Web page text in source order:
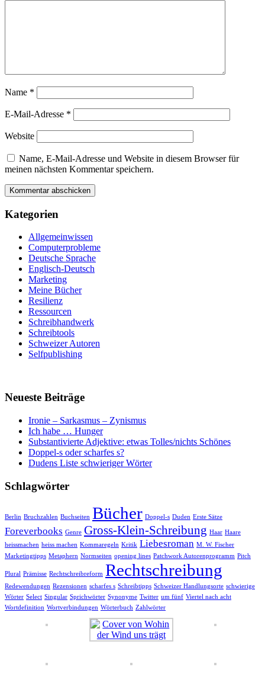
Name *
E-Mail-Adresse *
Website
Name, E-Mail-Adresse und Website in diesem Browser für
meinen nächsten Kommentar speichern.
Kategorien
Allgemeinwissen
Computerprobleme
Deutsche Sprache
Englisch-Deutsch
Marketing
Meine Bücher
Resilienz
Ressourcen
Schreibhandwerk
Schreibtools
Schweizer Autoren
Selfpublishing
Neueste Beiträge
Ironie – Sarkasmus – Zynismus
Ich habe … Hunger
Substantivierte Adjektive: etwas Tolles/nichts Schönes
Doppel-s oder scharfes s?
Dudens Liste schwieriger Wörter
Schlagwörter
Berlin Bruchzahlen Buchseiten Bücher Doppel-s Duden Erste Sätze
Foreverbooks Genre Gross-Klein-Schreibung Haar Haare
heissmachen heiss machen Kommaregeln Kritik Liebesroman M. W. Fischer
Marketingtipps Metaphern Normseiten opening lines Patchwork Autorenprogramm Pitch
Plural Prämisse Rechtschreibreform Rechtschreibung
Redewendungen Rezensionen scharfes s Schreibtipps Schweizer Handlungsorte schwierige
Wörter Select Singular Sprichwörter Synonyme Twitter um fünf Viertel nach acht
Wortdefinition Wortverbindungen Wörterbuch Zahlwörter